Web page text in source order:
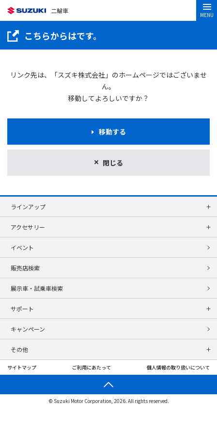
二輪車
MENU
こちらからはです。
リンク先は、「スズキ株式会社」のホームページではございませ
ん。
移動してよろしいですか？
閉じる
移動する
ラインアップ
アクセサリー
イベント
販売店検索
展示車・試乗車検索
サポート
キャンペーン
その他
サイトマップ ご利用にあたって 個人情報の取り扱いについて
© Suzuki Motor Corporation, 2026. All rights reserved.